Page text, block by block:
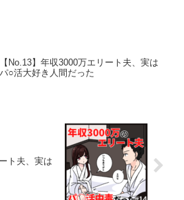
【No.13】年収3000万エリート夫、実は
パ○活大好き人間だった
ト夫、実は